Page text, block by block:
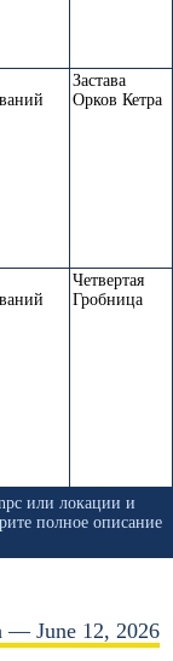
Застава
Орков Кетра
Четвертая
Гробница
или локации и
полное описание
— June 12, 2026